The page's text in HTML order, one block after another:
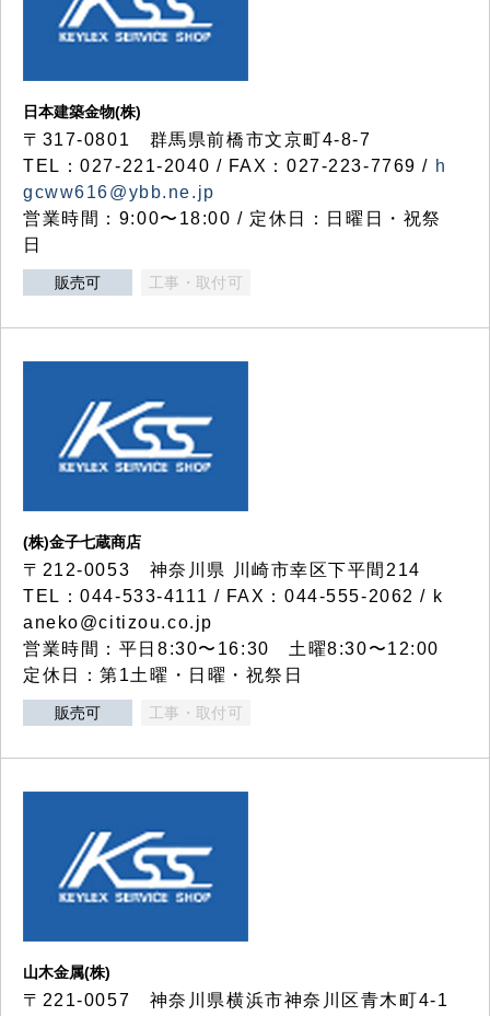
日本建築金物(株)
〒317‐0801 群馬県前橋市文京町4-8-7
TEL：027-221-2040 / FAX：027-223-7769 / h
gcww616@ybb.ne.jp
営業時間：9:00〜18:00 / 定休日：日曜日・祝祭
日
販売可 工事・取付可
(株)金子七蔵商店
〒212-0053 神奈川県 川崎市幸区下平間214
TEL：044-533-4111 / FAX：044-555-2062 / k
aneko@citizou.co.jp
営業時間：平日8:30〜16:30 土曜8:30〜12:00
定休日：第1土曜・日曜・祝祭日
販売可 工事・取付可
山木金属(株)
〒221-0057 神奈川県横浜市神奈川区青木町4-1